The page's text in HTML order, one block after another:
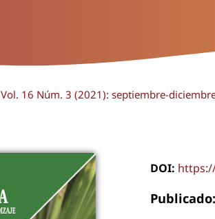
Vol. 16 Núm. 3 (2021): septiembre-
DOI:
Publicado: